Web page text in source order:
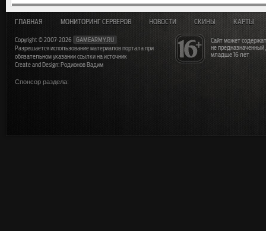
Сайт может
не
младше 16 лет
ГЛАВНАЯ МОНИТОРИНГ СЕРВЕРОВ НОВОСТИ СКИНЫ КАРТЫ
Copyright © 2007-2026
GAMEARMY.RU
Разрешается использование материалов портала при
обязательном указании ссылки на источник
Create and Design: Родионов Вадим
Спонсор раздела: